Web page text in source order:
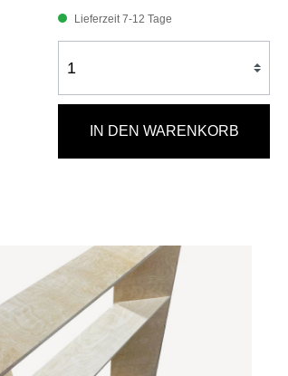
Lieferzeit 7-12 Tage
IN DEN WARENKORB